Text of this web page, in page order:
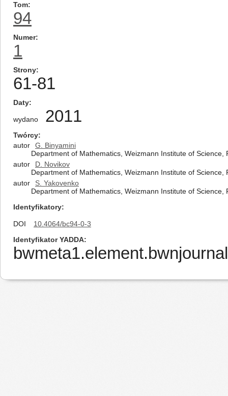
Tom
94
Numer
1
Strony
61-81
Daty
wydano 2011
Twórcy
autor
G. Binyamini
Department of Mathematics, Weizmann Institute of Science,
autor
D. Novikov
Department of Mathematics, Weizmann Institute of Science,
autor
S. Yakovenko
Department of Mathematics, Weizmann Institute of Science,
Identyfikatory
DOI
10.4064/bc94-0-3
Identyfikator YADDA